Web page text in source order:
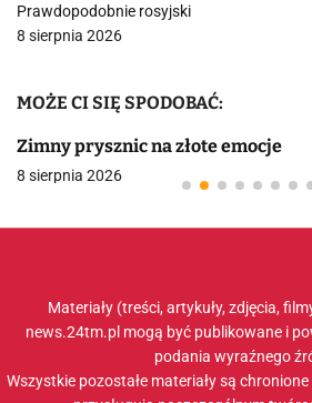
Prawdopodobnie rosyjski
8 sierpnia 2026
MOŻE CI SIĘ SPODOBAĆ:
Zimny prysznic na złote emocje
8 sierpnia 2026
Materiały (treści, artykuły, zdjęcia,
news.24tm.pl mogą być publikowane i
podania wyraźnego
Wszystkie pozostałe materiały są